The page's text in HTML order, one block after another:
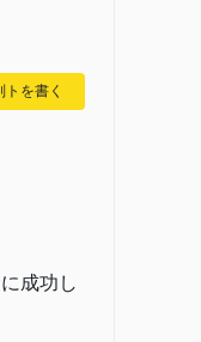
トを書く
成功し